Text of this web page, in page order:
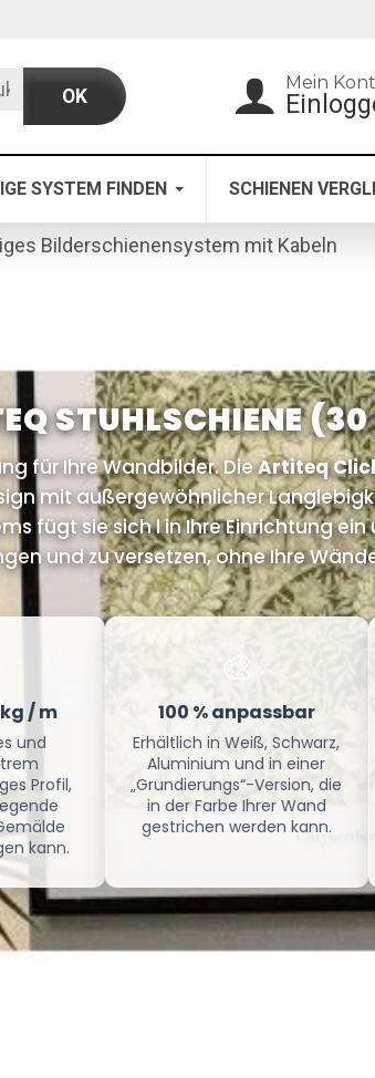
OK
Mein
SYSTEM FINDEN SCHIENEN
Bilderschienensystem mit Kabeln
STUHLSCHIENE
für Ihre Wandbilder. DieArtiteq
mit außergewöhnlicher
fügt sie sich l in Ihre Einrichtung
und zu versetzen, ohne Ihre
/ m
und
Profil,
kann.
🎨
100 % anpassbar
Erhältlich in Weiß, Schwarz,
Aluminium und in einer
„Grundierungs“-Version, die
in der Farbe Ihrer Wand
gestrichen werden kann.